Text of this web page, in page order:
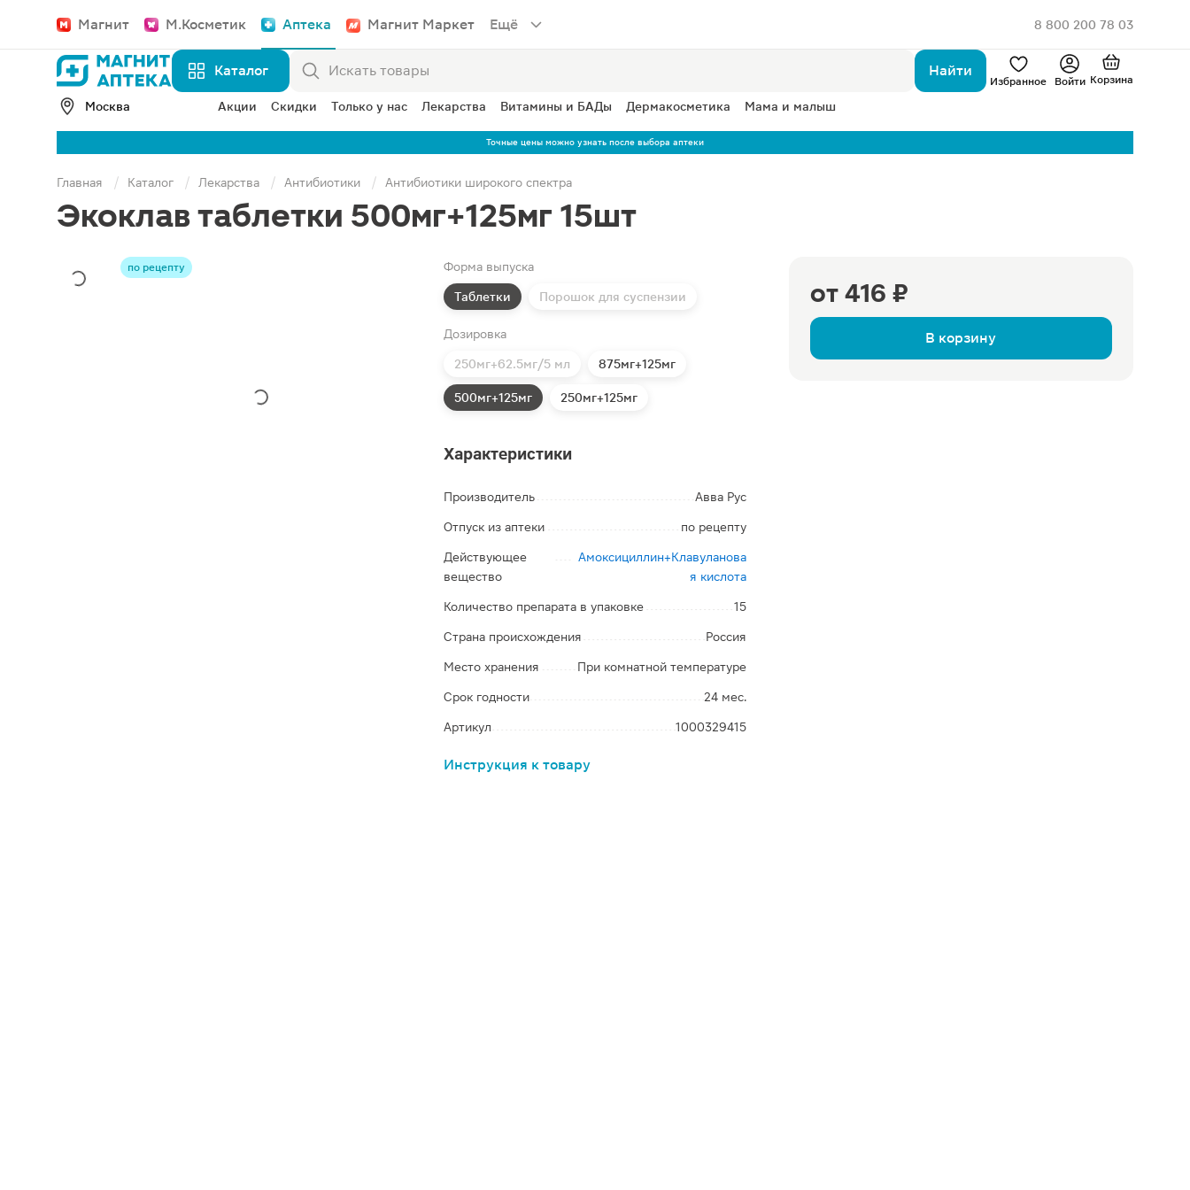
Магнит М.Косметик Аптека Магнит Маркет Ещё 8 800 200 78 03
Каталог Найти
Избранное Войти Корзина
Москва Акции Скидки Только у нас Лекарства Витамины и БАДы Дермакосметика Мама и малыш
Точные цены можно узнать после выбора аптеки
Главная Каталог Лекарства Антибиотики Антибиотики широкого спектра
Экоклав таблетки 500мг+125мг 15шт
по рецепту
от 416 ₽
В корзину
Форма выпуска
Таблетки Порошок для суспензии
Дозировка
250мг+62.5мг/5 мл 875мг+125мг
500мг+125мг 250мг+125мг
Характеристики
Производитель Авва Рус
Отпуск из аптеки по рецепту
Действующее
вещество
Амоксициллин+Клавуланова
я кислота
Количество препарата в упаковке 15
Страна происхождения Россия
Место хранения При комнатной температуре
Срок годности 24 мес.
Артикул 1000329415
Инструкция к товару